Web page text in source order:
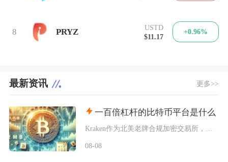
8 PRYZ
USTD
$11.17
+0.96%
最新资讯 更多>>
一百倍杠杆的比特币平台是什么
08-08